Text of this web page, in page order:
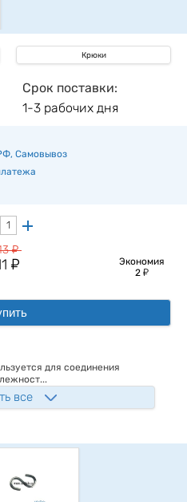
Крюки
Срок поставки:
1-3 рабочих дня
Самовывоз
у
у
Экономия
2 у
для соединения
все